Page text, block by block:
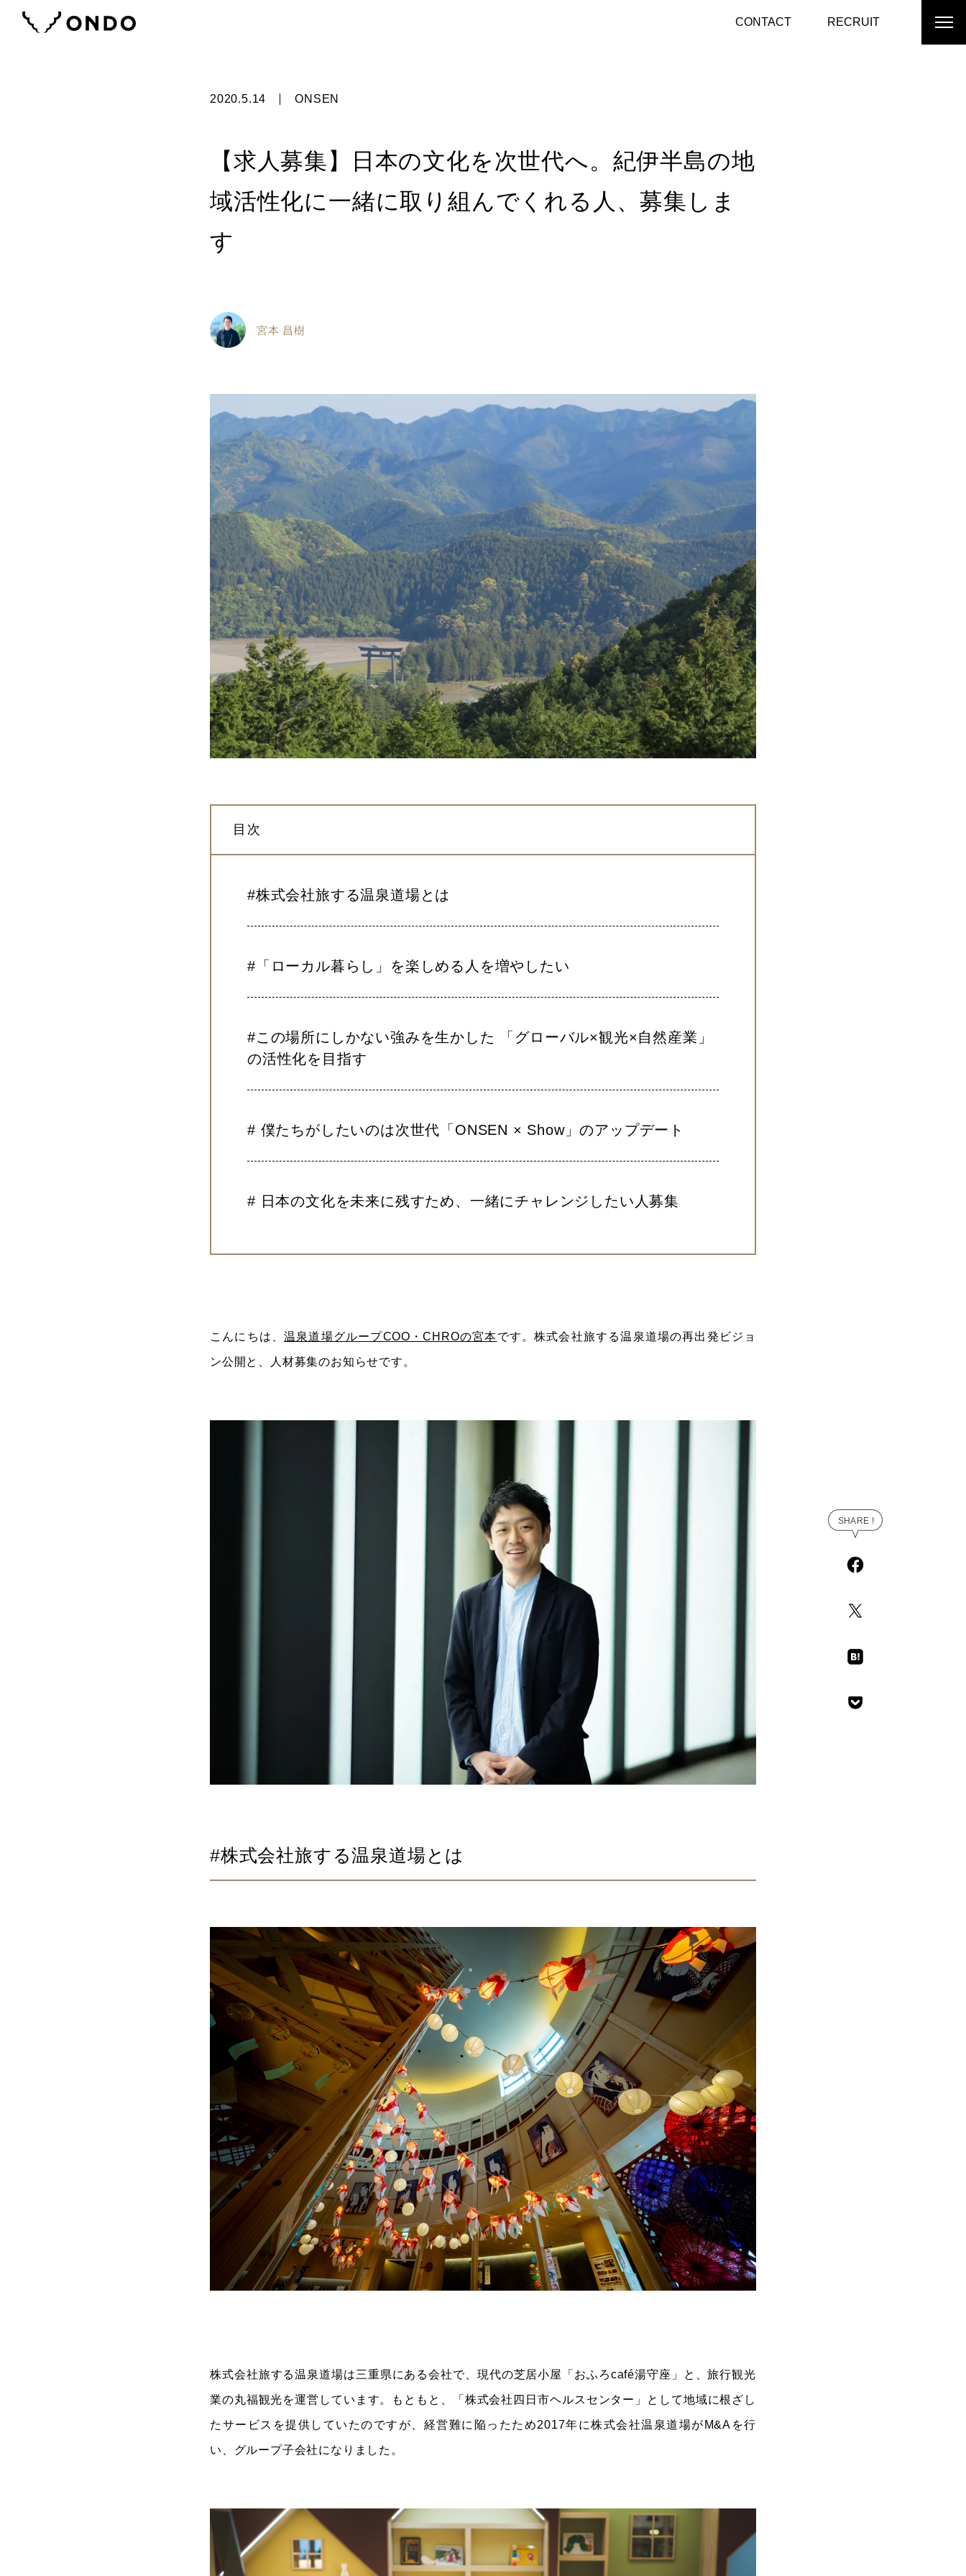
CONTACT RECRUIT
2020.5.14 ONSEN
【求人募集】日本の文化を次世代へ。紀伊半島の地
域活性化に一緒に取り組んでくれる人、募集しま
す
宮本 昌樹
目次
#株式会社旅する温泉道場とは
#「ローカル暮らし」を楽しめる人を増やしたい
#この場所にしかない強みを生かした 「グローバル×観光×自然産業」
の活性化を目指す
# 僕たちがしたいのは次世代「ONSEN × Show」のアップデート
# 日本の文化を未来に残すため、一緒にチャレンジしたい人募集
こんにちは、温泉道場グループCOO・CHROの宮本です。株式会社旅する温泉道場の再出発ビジョ
ン公開と、人材募集のお知らせです。
#株式会社旅する温泉道場とは
株式会社旅する温泉道場は三重県にある会社で、現代の芝居小屋「おふろcafé湯守座」と、旅行観光
業の丸福観光を運営しています。もともと、「株式会社四日市ヘルスセンター」として地域に根ざし
たサービスを提供していたのですが、経営難に陥ったため2017年に株式会社温泉道場がM&Aを行
い、グループ子会社になりました。